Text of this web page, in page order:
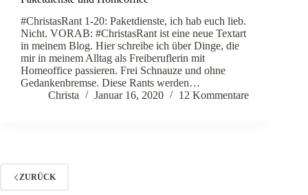
#ChristasRant 1-20: Paketdienste, ich hab euch lieb.
Nicht. VORAB: #ChristasRant ist eine neue Textart
in meinem Blog. Hier schreibe ich über Dinge, die
mir in meinem Alltag als Freiberuflerin mit
Homeoffice passieren. Frei Schnauze und ohne
Gedankenbremse. Diese Rants werden…
Christa
Januar 16, 2020 12 Kommentare
ZURÜCK